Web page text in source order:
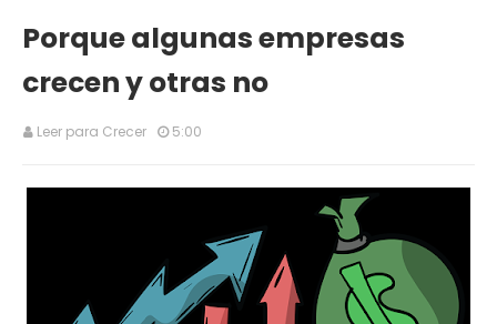
Porque algunas empresas
crecen y otras no
Leer para Crecer 5:00